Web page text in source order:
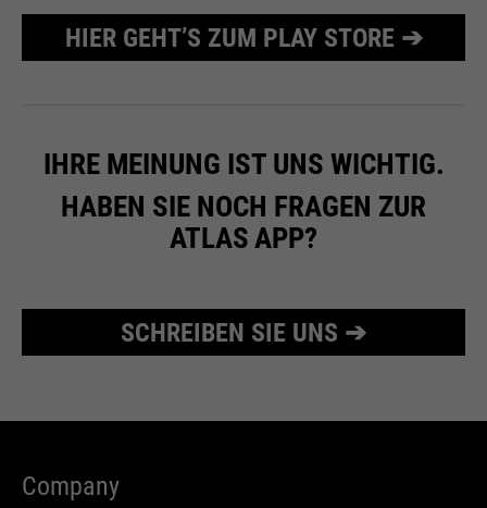
HIER GEHT’S ZUM PLAY STORE ➔
IHRE MEINUNG IST UNS WICHTIG.
HABEN SIE NOCH FRAGEN ZUR
ATLASAPP?
SCHREIBEN SIE UNS ➔
Company